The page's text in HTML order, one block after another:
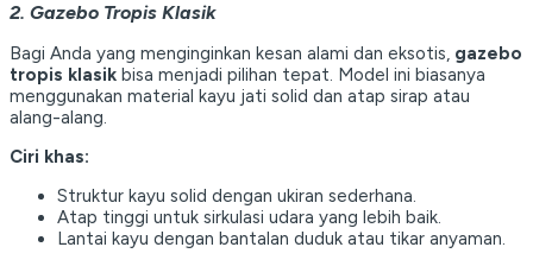
2. Gazebo Tropis Klasik
Bagi Anda yang menginginkan kesan alami dan eksotis, gazebo
tropis klasik bisa menjadi pilihan tepat. Model ini biasanya
menggunakan material kayu jati solid dan atap sirap atau
alang-alang.
Ciri khas:
Struktur kayu solid dengan ukiran sederhana.
Atap tinggi untuk sirkulasi udara yang lebih baik.
Lantai kayu dengan bantalan duduk atau tikar anyaman.